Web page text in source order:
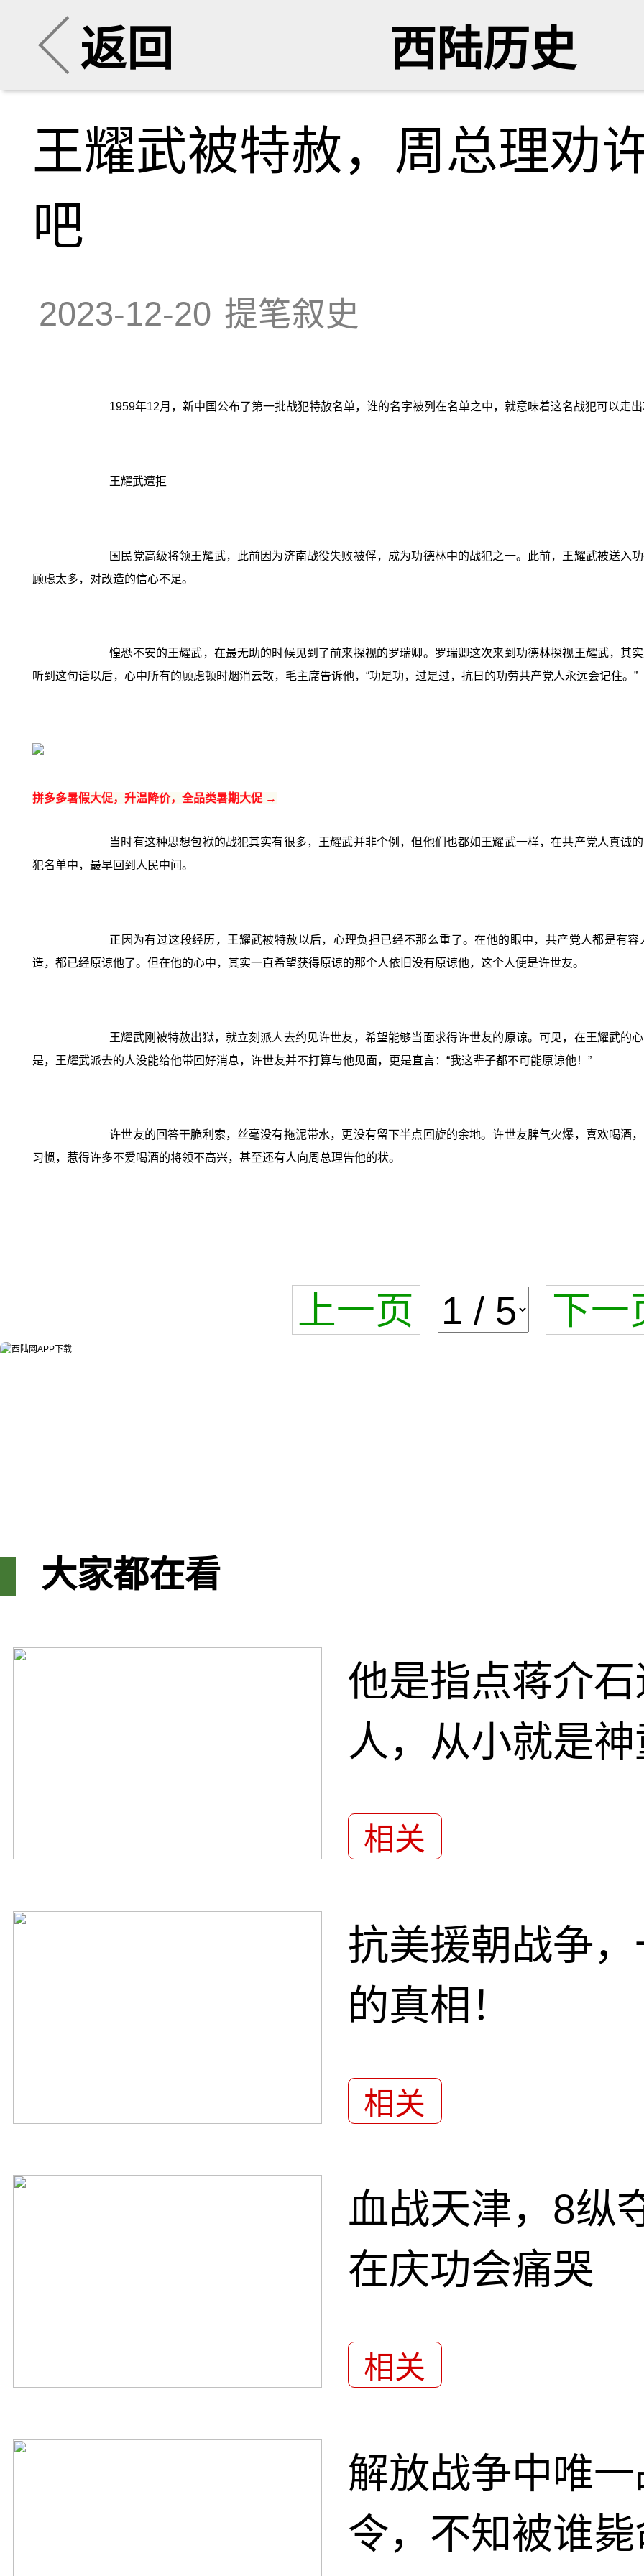
返回 西陆历史
王耀武被特赦，周总理劝
吧
2023-12-20 提笔叙史
1959年12月，新中国公布了第一批战犯特赦名单，谁的名字被列在名单之中，就意味着这名战犯可以走
王耀武遭拒
国民党高级将领王耀武，此前因为济南战役失败被俘，成为功德林中的战犯之一。此前，王耀武被送入
顾虑太多，对改造的信心不足。
惶恐不安的王耀武，在最无助的时候见到了前来探视的罗瑞卿。罗瑞卿这次来到功德林探视王耀武，其
听到这句话以后，心中所有的顾虑顿时烟消云散，毛主席告诉他，“功是功，过是过，抗日的功劳共产党人永远会记住。”
拼多多暑假大促，升温降价，全品类暑期大促 →
当时有这种思想包袱的战犯其实有很多，王耀武并非个例，但他们也都如王耀武一样，在共产党人真诚
犯名单中，最早回到人民中间。
正因为有过这段经历，王耀武被特赦以后，心理负担已经不那么重了。在他的眼中，共产党人都是有
造，都已经原谅他了。但在他的心中，其实一直希望获得原谅的那个人依旧没有原谅他，这个人便是许世友。
王耀武刚被特赦出狱，就立刻派人去约见许世友，希望能够当面求得许世友的原谅。可见，在王耀武的
是，王耀武派去的人没能给他带回好消息，许世友并不打算与他见面，更是直言：“我这辈子都不可能原谅他！”
许世友的回答干脆利索，丝毫没有拖泥带水，更没有留下半点回旋的余地。许世友脾气火爆，喜欢喝酒
习惯，惹得许多不爱喝酒的将领不高兴，甚至还有人向周总理告他的状。
上一页 下一
大家都在看
他是指点蒋介
人，从小就是
相关
抗美援朝战争
的真相！
相关
血战天津，8纵
在庆功会痛哭
相关
解放战争中唯
令，不知被谁